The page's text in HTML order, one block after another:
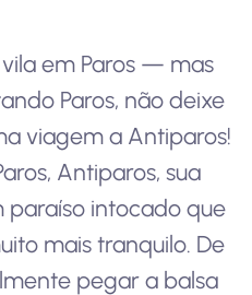
em Paros — mas
Paros, não deixe
viagem a Antiparos!
Antiparos, sua
paraíso intocado que
mais tranquilo. De
pegar a balsa